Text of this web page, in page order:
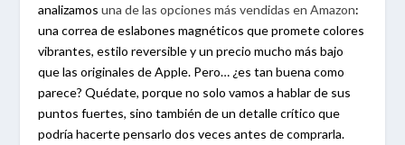
analizamosuna de las opciones más vendidas en Amazon:
una correa de eslabones magnéticos que promete colores
vibrantes, estilo reversible y un precio mucho más bajo
que las originales de Apple. Pero… ¿es tan buena como
parece? Quédate, porque no solo vamos a hablar de sus
puntos fuertes, sino también de un detalle crítico que
podría hacerte pensarlo dos veces antes de comprarla.